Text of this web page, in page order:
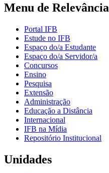
Menu de Relevância
Portal IFB
Estude no IFB
Espaço do/a Estudante
Espaço do/a Servidor/a
Concursos
Ensino
Pesquisa
Extensão
Administração
Educação a Distância
Internacional
IFB na Mídia
Repositório Institucional
Unidades